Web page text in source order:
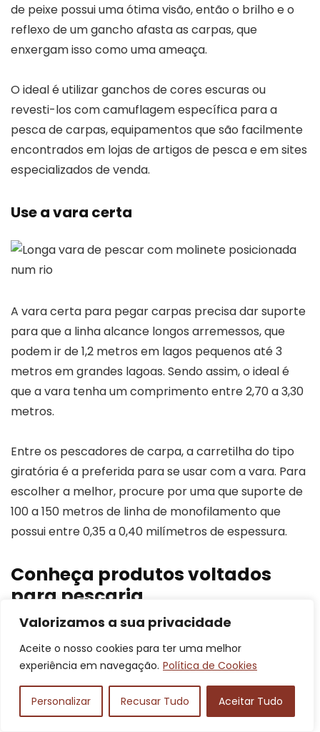
Valorizamos a sua privacidade
Aceite o nosso cookies para ter uma melhor
experiência em navegação. Política de Cookies
Personalizar Recusar Tudo Aceitar Tudo
de peixe possui uma ótima visão, então o brilho e o
reflexo de um gancho afasta as carpas, que
enxergam isso como uma ameaça.
O ideal é utilizar ganchos de cores escuras ou
revesti-los com camuflagem específica para a
pesca de carpas, equipamentos que são facilmente
encontrados em lojas de artigos de pesca e em sites
especializados de venda.
Use a vara certa
A vara certa para pegar carpas precisa dar suporte
para que a linha alcance longos arremessos, que
podem ir de 1,2 metros em lagos pequenos até 3
metros em grandes lagoas. Sendo assim, o ideal é
que a vara tenha um comprimento entre 2,70 a 3,30
metros.
Entre os pescadores de carpa, a carretilha do tipo
giratória é a preferida para se usar com a vara. Para
escolher a melhor, procure por uma que suporte de
100 a 150 metros de linha de monofilamento que
possui entre 0,35 a 0,40 milímetros de espessura.
Conheça produtos voltados
para pescaria
sobre iscas para pescar carpa capim de rio. Agora
conhecer alguns de nossos artigos sobre produtos
voltados para o tema? Confira abaixo!